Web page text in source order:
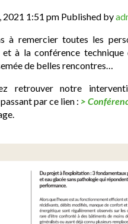
2021 1:51 pm Published by
à remercier toutes les
à la conférence
de belles rencontres…
retrouver notre
par ce lien : >